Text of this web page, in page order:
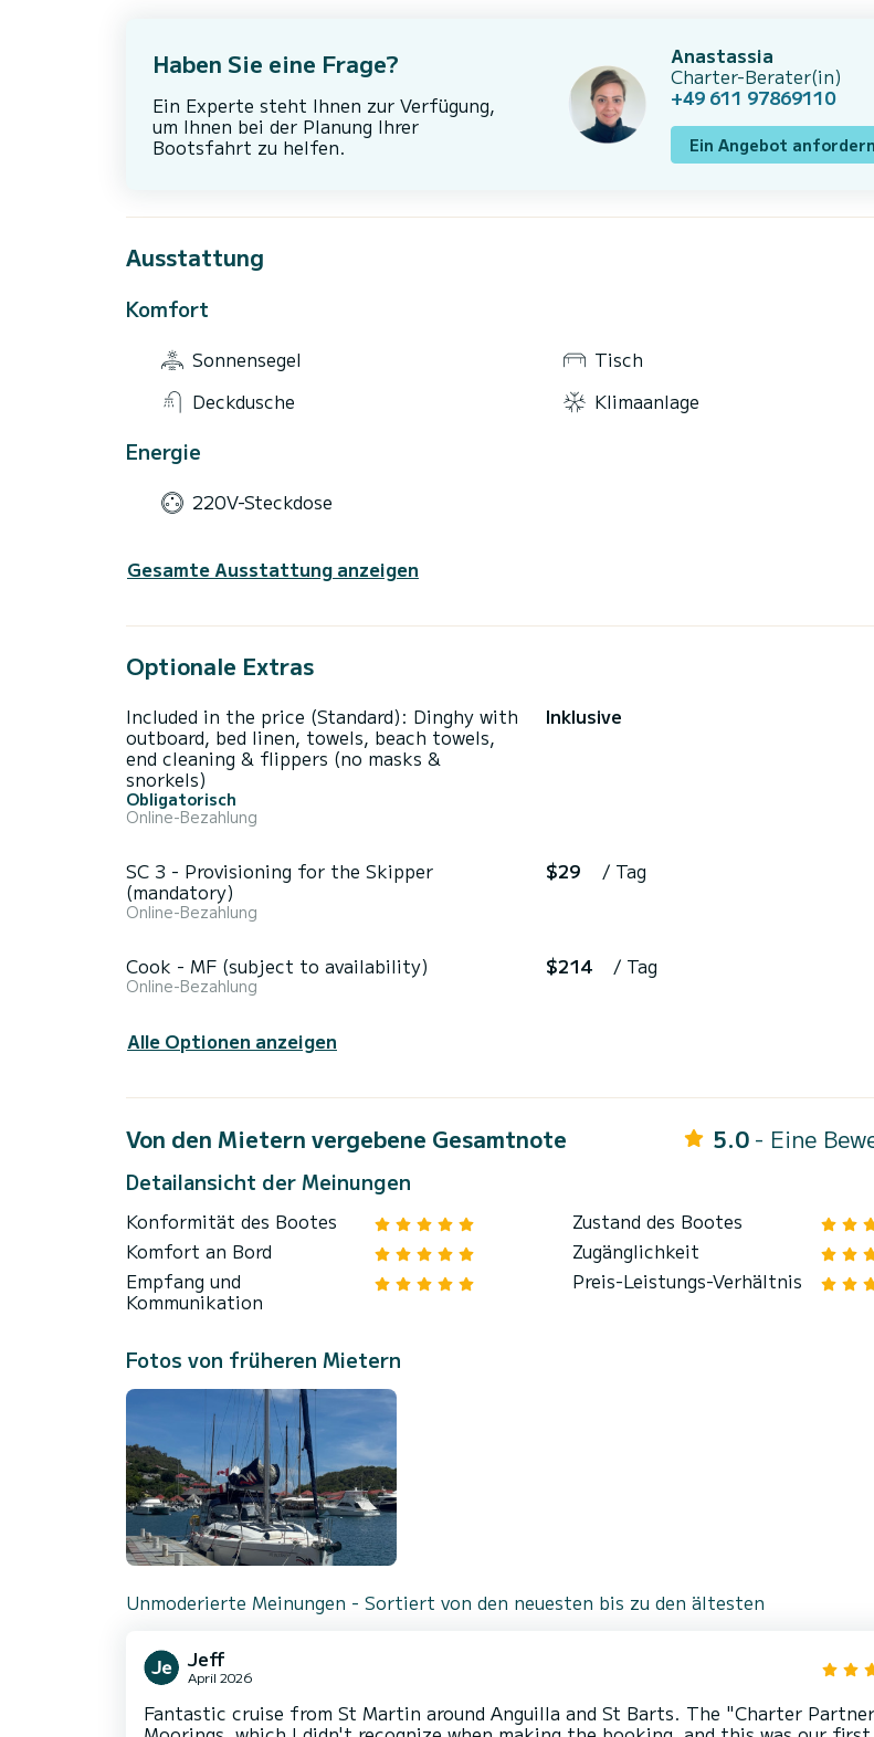
Haben Sie eine Frage?
Ein Experte steht Ihnen zur Verfügung,
um Ihnen bei der Planung Ihrer
Bootsfahrt zu helfen.
Anastassia
Charter-Berater(in)
+49 611 97869110
Ein Angebot anfordern
Ausstattung
Komfort
Sonnensegel
Tisch
Deckdusche
Klimaanlage
Energie
220V-Steckdose
Gesamte Ausstattung anzeigen
Optionale Extras
Included in the price (Standard): Dinghy with
outboard, bed linen, towels, beach towels,
end cleaning & flippers (no masks &
snorkels)
Obligatorisch
Online-Bezahlung
Inklusive
SC 3 - Provisioning for the Skipper
(mandatory)
Online-Bezahlung
$29 / Tag
Cook - MF (subject to availability)
Online-Bezahlung
$214 / Tag
Alle Optionen anzeigen
Von den Mietern vergebene Gesamtnote 5.0 - Eine
Detailansicht der Meinungen
Konformität des Bootes
Zustand des Bootes
Komfort an Bord
Zugänglichkeit
Empfang und
Kommunikation
Preis-Leistungs-Verhältnis
Fotos von früheren Mietern
Unmoderierte Meinungen - Sortiert von den neuesten bis zu den ältesten
Jeff
April 2026
Fantastic cruise from St Martin around Anguilla and St Barts. The "Charter